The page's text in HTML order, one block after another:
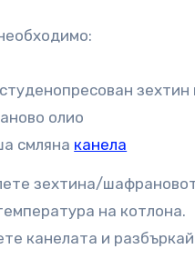
зехтин
олио
смляна канела
зехтина/
на котлона.
канелата и